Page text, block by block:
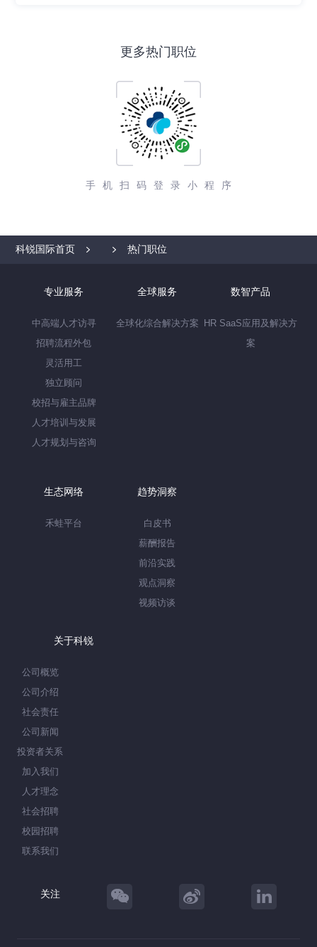
更多热门职位
手机扫码登录小程序
科锐国际首页 热门职位
专业服务
中高端人才访寻
招聘流程外包
灵活用工
独立顾问
校招与雇主品牌
人才培训与发展
人才规划与咨询
全球服务
全球化综合解决方案
数智产品
HR SaaS应用及解决方
案
生态网络
禾蛙平台
趋势洞察
白皮书
薪酬报告
前沿实践
观点洞察
视频访谈
关于科锐
公司概览
公司介绍
社会责任
公司新闻
投资者关系
加入我们
人才理念
社会招聘
校园招聘
联系我们
关注